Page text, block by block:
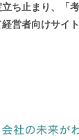
ち止まり、「
経営者向けサイ